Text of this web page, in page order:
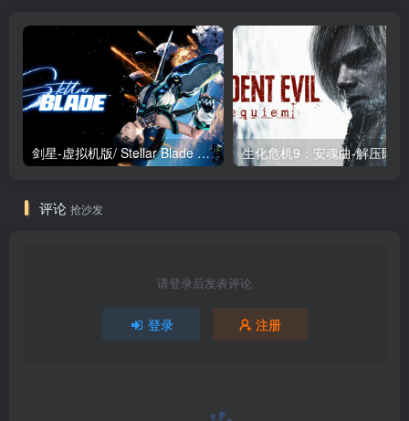
剑星-虚拟机版/ Stellar Blade v1.4.1|Build.19963153 终极版新补丁 送修改器 免安装中文版
评论 抢沙发
请登录后发表评论
登录 注册